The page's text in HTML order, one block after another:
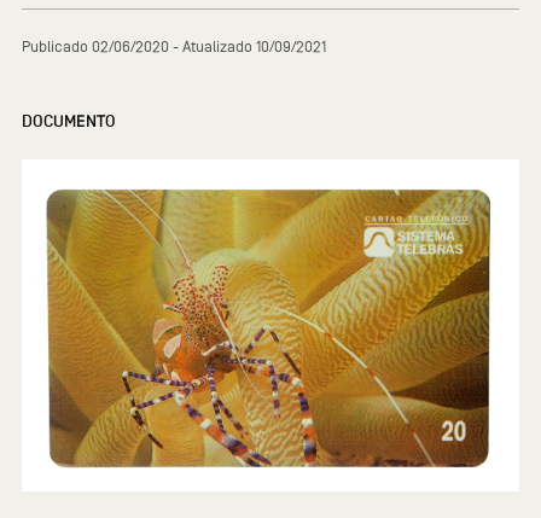
Publicado 02/06/2020 - Atualizado 10/09/2021
DOCUMENTO